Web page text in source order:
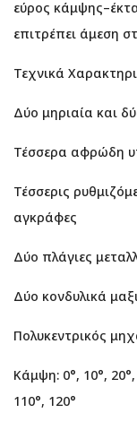
εύρος
επιτρέπει άμεση
Τεχνικά
Δύο μηριαία και
Τέσσερα αφρώδη
Τέσσερις
αγκράφες
Δύο πλάγιες
Δύο κονδυλικά
Πολυκεντρικός
Κάμψη: 0°, 10°, 20°,
110°, 120°